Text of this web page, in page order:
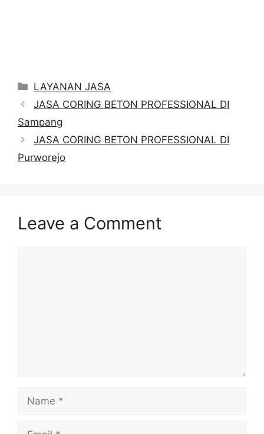
Categories
LAYANAN JASA
JASA CORING BETON PROFESSIONAL DI
Sampang
JASA CORING BETON PROFESSIONAL DI
Purworejo
Leave a Comment
Name
Email